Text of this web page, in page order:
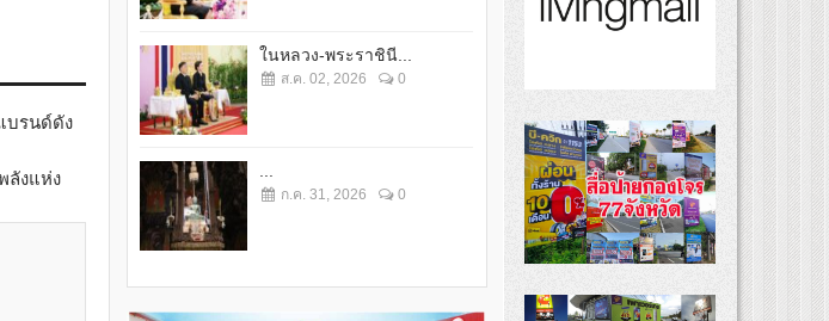
บรนด์ดัง
ลังแห่ง
ในหลวง-พระราชินี...
ส.ค. 02, 2026 0
ก.ค. 31, 2026 0